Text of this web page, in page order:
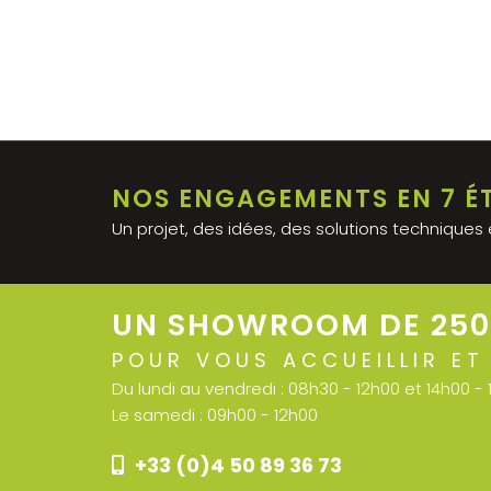
NOS ENGAGEMENTS EN 7
Un projet, des idées, des solutions
VOTRE
UN SHOWROOM DE
POUR VOUS ACCUEILLIR
Du lundi au vendredi : 08h30 - 12h00 et 14h00 -
Le samedi : 09h00 - 12h00
+33 (0)4 50 89 36 73